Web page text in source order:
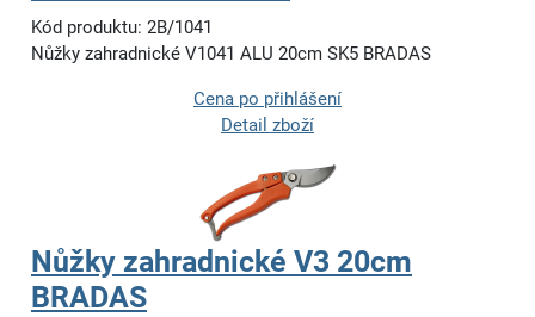
Kód produktu: 2B/1041
Nůžky zahradnické V1041 ALU 20cm SK5 BRADAS
Cena po přihlášení
Detail zboží
Nůžky zahradnické V3 20cm
BRADAS